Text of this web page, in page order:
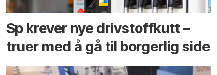
Sp krever nye drivstoffkutt –
truer med å gå til borgerlig side